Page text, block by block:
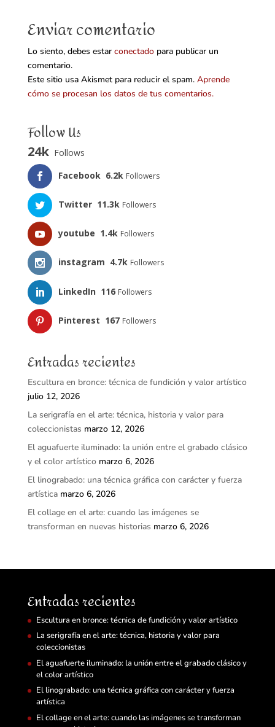
Enviar comentario
Lo siento, debes estar conectadopara publicar un
comentario.
Este sitio usa Akismet para reducir el spam. Aprende
cómo se procesan los datos de tus comentarios.
Follow Us
24k Follows
Facebook 6.2k Followers
Twitter 11.3k Followers
youtube 1.4k Followers
instagram 4.7k Followers
LinkedIn 116 Followers
Pinterest 167 Followers
Entradas recientes
Escultura en bronce: técnica de fundición y valor artístico
julio 12, 2026
La serigrafía en el arte: técnica, historia y valor para
coleccionistas marzo 12, 2026
El aguafuerte iluminado: la unión entre el grabado clásico
y el color artístico marzo 6, 2026
El linograbado: una técnica gráfica con carácter y fuerza
artística marzo 6, 2026
El collage en el arte: cuando las imágenes se
transforman en nuevas historias marzo 6, 2026
Entradas recientes
Escultura en bronce: técnica de fundición y valor artístico
La serigrafía en el arte: técnica, historia y valor para
coleccionistas
El aguafuerte iluminado: la unión entre el grabado clásico y
el color artístico
El linograbado: una técnica gráfica con carácter y fuerza
artística
El collage en el arte: cuando las imágenes se transforman